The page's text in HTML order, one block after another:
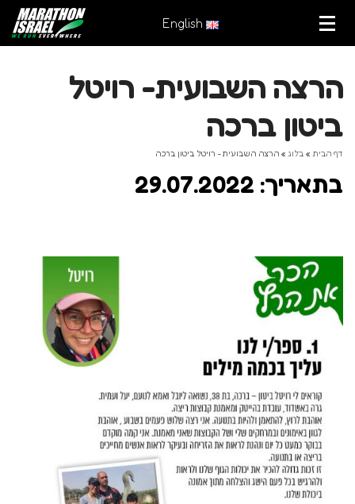
English
הרצה השבועית- רויטל
ביטון ברכה
דף הבית » בלוג » הרצה השבועית- רויטל ביטון ברכה
בתאריך: 29.07.2022